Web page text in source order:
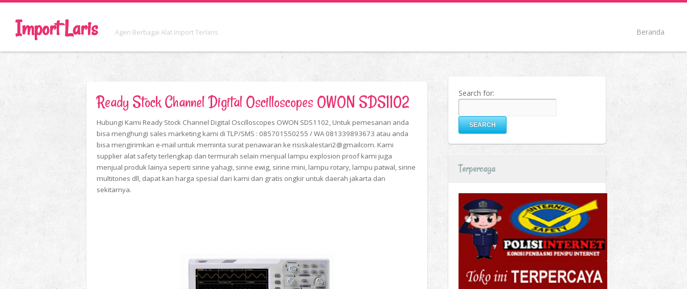
Import Laris Agen Berbagai Alat Import Terlaris Beranda
Ready Stock Channel Digital Oscilloscopes OWON SDS1102
Hubungi Kami Ready Stock Channel Digital Oscilloscopes OWON SDS1102, Untuk pemesanan anda
bisa menghungi sales marketing kami di TLP/SMS : 085701550255 / WA 081339893673 atau anda
bisa mengirimkan e-mail untuk meminta surat penawaran ke risiskalestari2@gmailcom. Kami
supplier alat safety terlengkap dan termurah selain menjual lampu explosion proof kami juga
menjual produk lainya seperti sirine yahagi, sirine ewig, sirine mini, lampu rotary, lampu patwal, sirine
multitones dll, dapat kan harga spesial dari kami dan gratis ongkir untuk daerah jakarta dan
sekitarnya.
Search for:
Terpercaya